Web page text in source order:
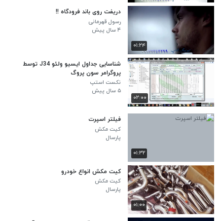
۰۱:۲۴
دریفت روی باند فرودگاه !!
رسول قهرمانی
۴ سال پیش
۰۲:۰۰
شناسایی جداول ایسیو ولئو J34 توسط
پروگرامر سون پروگ
نکست استپ
۵ سال پیش
۰۱:۳۲
فیلتر اسپرت
کیت مکش
پارسال
۰۱:۰۰
کیت مکش انواع خودرو
کیت مکش
پارسال